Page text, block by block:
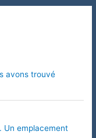
avons trouvé
Un emplacement